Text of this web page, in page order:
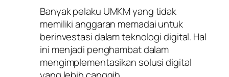
Banyak pelaku UMKM yang tidak
memiliki anggaran memadai untuk
berinvestasi dalam teknologi digital. Hal
ini menjadi penghambat dalam
mengimplementasikan solusi digital